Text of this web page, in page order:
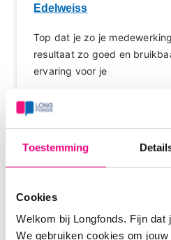
Toestemming
Cookies
Welkom bij Longfonds. Fijn dat
We gebruiken cookies om
Edelweiss
Top dat je zo je
resultaat zo goed en
ervaring voor je
elkaar toch wel beetje door
om elkaar van dienst te
wat gezelliger en meer
eenmaal zo, ik vind het leuk